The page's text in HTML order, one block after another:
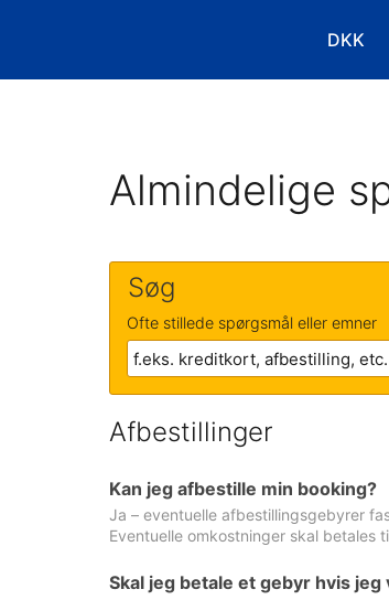
DKK
Vælg
Almindelige
Søg
Ofte stillede spørgsmål eller emner
Afbestillinger
Kan jeg afbestille min booking?
Ja – eventuelle afbestillingsgebyrer
Eventuelle omkostninger skal betales
Skal jeg betale et gebyr hvis